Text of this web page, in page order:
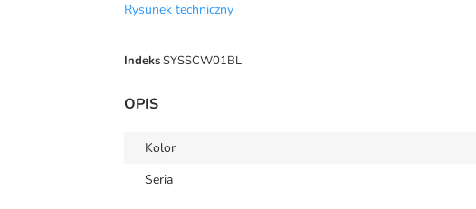
Rysunek techniczny
IndeksSYSSCW01BL
OPIS
Kolor
Seria